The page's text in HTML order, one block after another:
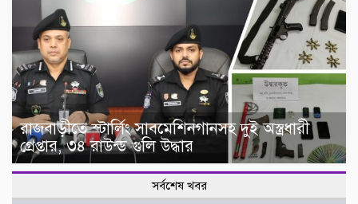
রাজবাড়ীতে স্টার্লিং সাবমেশিনগানসহ দুই অস্ত্রধারী
গ্রেপ্তার, ৩৪ রাউন্ড গুলি উদ্ধার
সর্বশেষ খবর